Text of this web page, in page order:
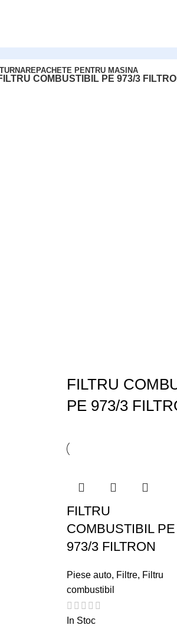
PACHETE PENTRU MASINA
COMBUSTIBIL PE 973/3
FILTRU
PE 973/3
FILTRU
COMBUSTIBIL PE
973/3 FILTRON
Piese auto, Filtre, Filtru
combustibil
In Stoc